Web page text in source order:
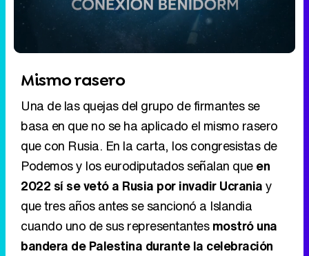
Loaded
Mismo rasero
Una de las quejas del grupo de firmantes se
basa en que no se ha aplicado el mismo rasero
que con Rusia. En la carta, los congresistas de
Podemos y los eurodiputados señalan queen
2022 sí se vetó a Rusia por invadir Ucraniay
que tres años antes se sancionó a Islandia
cuando uno de sus representantesmostró una
bandera de Palestina durante la celebración